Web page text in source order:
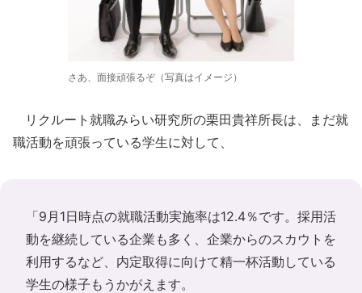
さあ、面接頑張るぞ（写真はイメージ）
リクルート就職みらい研究所の栗田貴祥所長は、まだ就
職活動を頑張っている学生に対して、
「9月1日時点の就職活動実施率は12.4％です。採用活
動を継続している企業も多く、企業からのスカウトを
利用するなど、内定取得に向けて精一杯活動している
学生の様子もうかがえます。